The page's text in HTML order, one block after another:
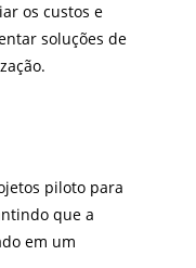
os custos e
soluções de
piloto para
que a
em um